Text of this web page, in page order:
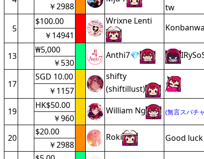
tw
￥2988
5
$100.00 Wrixne Lenti
Konbanwa
￥14941
13
₩5,000
Anthi7💎
￥530
17
SGD 10.00
shifty
(shiftillust)
￥1157
19
HK$50.00
William Ng (無言スパチ
￥960
20
$20.00
Roki Good
￥2988